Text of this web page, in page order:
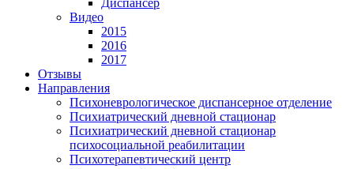
Диспансер
Видео
2015
2016
2017
Отзывы
Направления
Психоневрологическое диспансерное отделение
Психиатрический дневной стационар
Психиатрический дневной стационар
психосоциальной реабилитации
Психотерапевтический центр